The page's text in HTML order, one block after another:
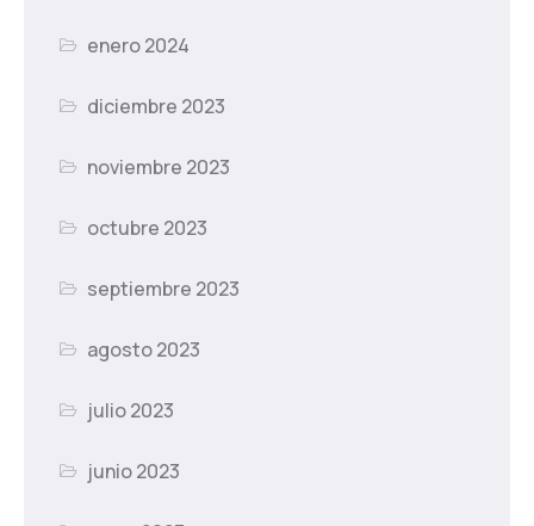
enero 2024
diciembre 2023
noviembre 2023
octubre 2023
septiembre 2023
agosto 2023
julio 2023
junio 2023